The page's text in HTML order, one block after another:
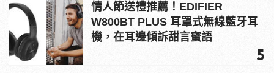
情人節送禮推薦！EDIFIER
W800BT PLUS 耳罩式無線藍牙耳
機，在耳邊傾訴甜言蜜語
5